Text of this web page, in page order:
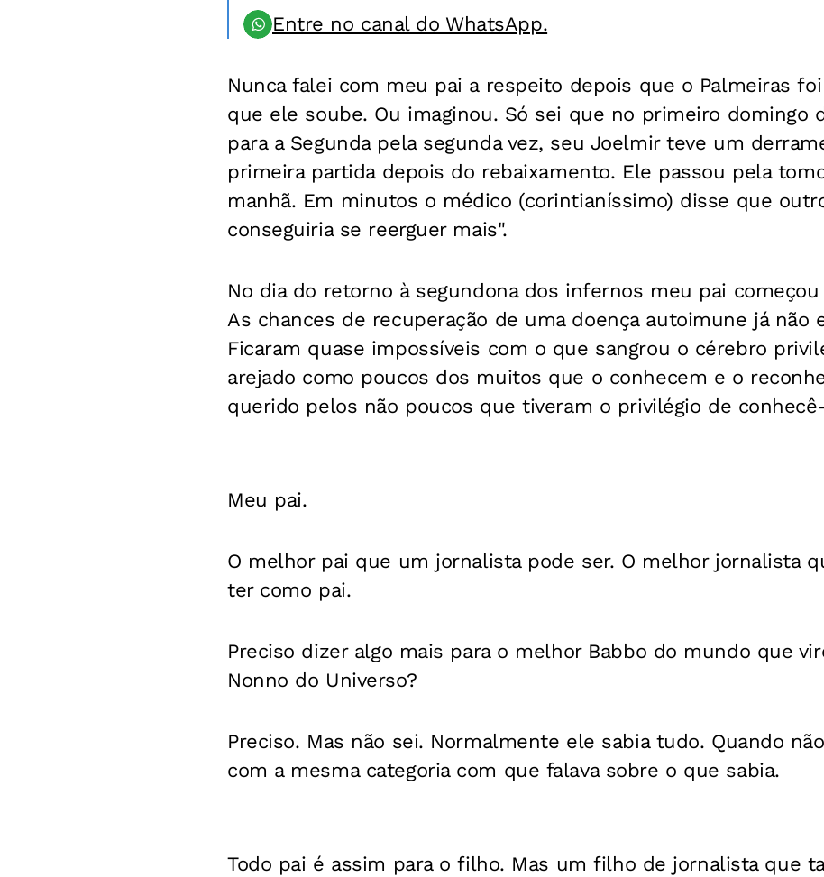
Entre no canal do WhatsApp.
Nunca falei com meu pai a respeito depois que o Palmeiras
que ele soube. Ou imaginou. Só sei que no primeiro domingo
para a Segunda pela segunda vez, seu Joelmir teve um
primeira partida depois do rebaixamento. Ele passou pela
manhã. Em minutos o médico (corintianíssimo) disse que
conseguiria se reerguer mais".
No dia do retorno à segundona dos infernos meu pai começou
As chances de recuperação de uma doença autoimune já não
Ficaram quase impossíveis com o que sangrou o cérebro
arejado como poucos dos muitos que o conhecem e o
querido pelos não poucos que tiveram o privilégio de
Meu pai.
O melhor pai que um jornalista pode ser. O melhor jornalista
ter como pai.
Preciso dizer algo mais para o melhor Babbo do mundo que
Nonno do Universo?
Preciso. Mas não sei. Normalmente ele sabia tudo. Quando
com a mesma categoria com que falava sobre o que sabia.
Todo pai é assim para o filho. Mas um filho de jornalista que